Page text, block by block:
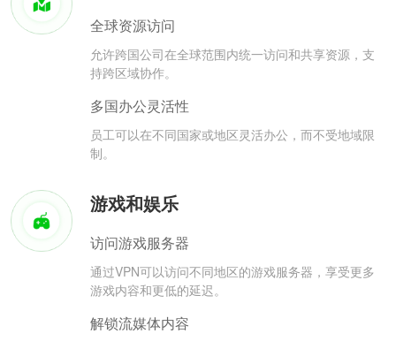
全球资源访问
允许跨国公司在全球范围内统一访问和共享资源，支
持跨区域协作。
多国办公灵活性
员工可以在不同国家或地区灵活办公，而不受地域限
制。
游戏和娱乐
访问游戏服务器
通过VPN可以访问不同地区的游戏服务器，享受更多
游戏内容和更低的延迟。
解锁流媒体内容